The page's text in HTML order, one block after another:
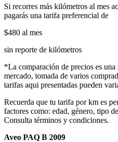
Si recorres más kilómetros al mes
pagarás una tarifa preferencial de
$480 al mes
sin reporte de kilómetros
*La comparación de precios es una
mercado, tomada de varios
tarifas aqui presentadas pueden
Recuerda que tu tarifa por km es
factores como: edad, género, tipo
Consulta términos y condiciones.
Aveo PAQ B 2009